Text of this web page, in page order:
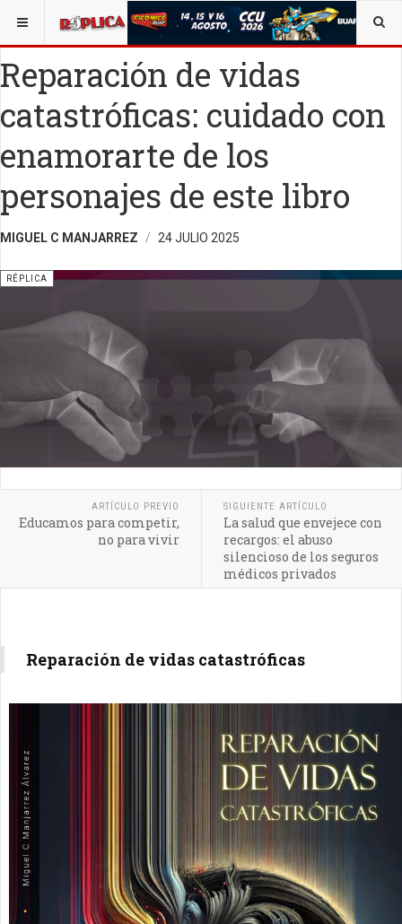
ESTÁ AQUÍ: VIDA Y SOCIEDAD OPINIÓN RÉPLICA
Reparación de vidas
catastróficas: cuidado con
enamorarte de los
personajes de este libro
MIGUEL C MANJARREZ 24 JULIO 2025
RÉPLICA
ARTÍCULO PREVIO
Educamos para competir,
no para vivir
SIGUIENTE ARTÍCULO
La salud que envejece con
recargos: el abuso
silencioso de los seguros
médicos privados
Reparación de vidas catastróficas